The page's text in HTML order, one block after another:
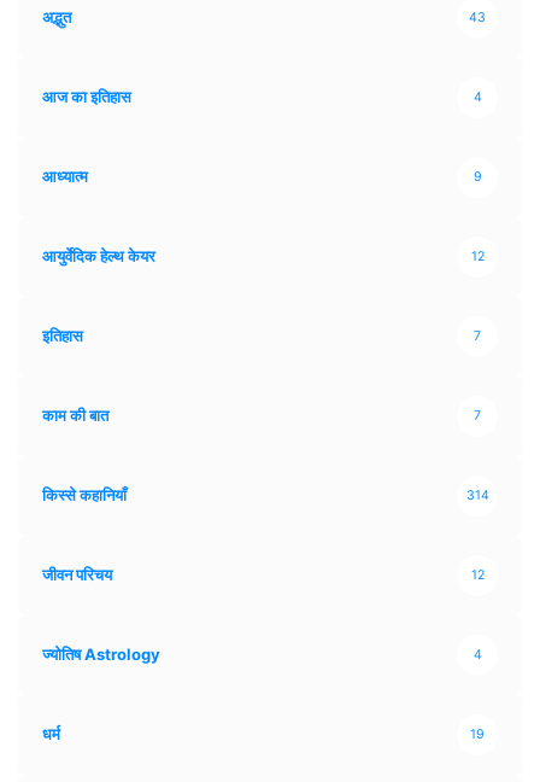
अद्भुत 43
आज का इतिहास 4
आध्यात्म 9
आयुर्वेदिक हेल्थ केयर 12
इतिहास 7
काम की बात 7
किस्से कहानियाँ 314
जीवन परिचय 12
ज्योतिष Astrology 4
धर्म 19